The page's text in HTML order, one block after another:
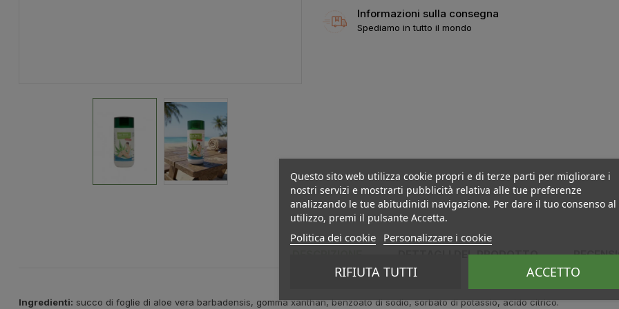
Informazioni sulla consegna
Spediamo in tutto il mondo
DETTAGLI DEL PRODOTTO
Ingredienti: succo di foglie di aloe vera barbadensis, gomma xanthan, benzoato di sodio, sorbato di potassio, acido citrico.
Questo sito web utilizza cookie propri e di terze parti per migliorare i
nostri servizi e mostrarti pubblicità relativa alle tue preferenze
analizzando le tue abitudinidi navigazione. Per dare il tuo consenso al
utilizzo, premi il pulsante Accetta.
Politica dei cookie Personalizzare i cookie
RIFIUTA TUTTI ACCETTO